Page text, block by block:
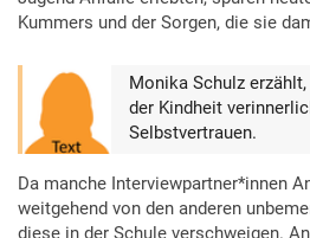
Kummers und der Sorgen, die sie
Monika Schulz
der Kindheit
Selbstvertrauen.
Da manche Interviewpartner*innen
weitgehend von den anderen